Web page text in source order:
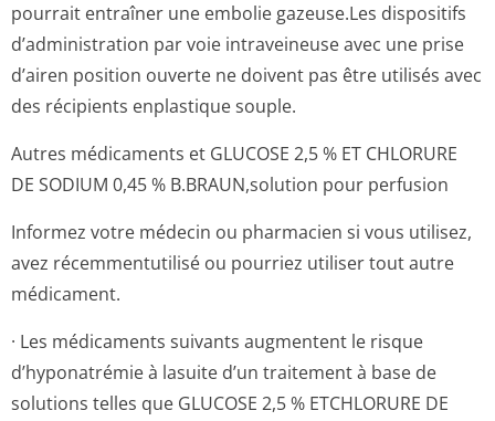
pourrait entraîner une embolie gazeuse.Les dispositifs
d’administration par voie intraveineuse avec une prise
d’airen position ouverte ne doivent pas être utilisés avec
des récipients enplastique souple.
Autres médicaments et GLUCOSE 2,5 % ET CHLORURE
DE SODIUM 0,45 % B.BRAUN,solution pour perfusion
Informez votre médecin ou pharmacien si vous utilisez,
avez récemmentutilisé ou pourriez utiliser tout autre
médicament.
· Les médicaments suivants augmentent le risque
d’hyponatrémie à lasuite d’un traitement à base de
solutions telles que GLUCOSE 2,5 % ETCHLORURE DE